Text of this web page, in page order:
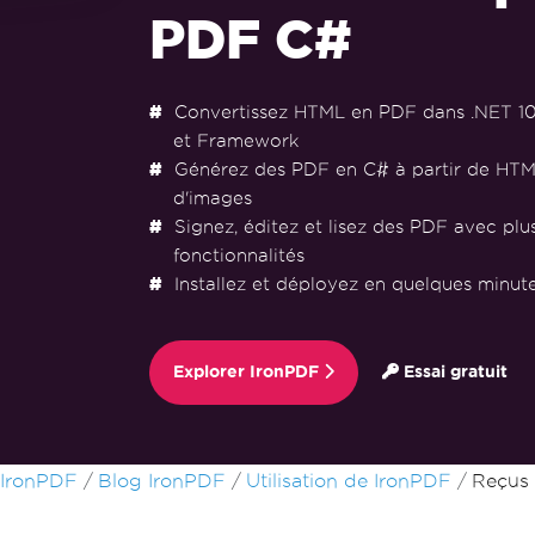
PDF C#
Convertissez HTML en PDF dans .NET
et Framework
Générez des PDF en C# à partir de
d'images
Signez, éditez et lisez des PDF avec
fonctionnalités
Installez et déployez en quelques
Explorer IronPDF Essai gratuit
Passer au contenu du pied de page
IronPDF Blog IronPDF Utilisation de IronPDF